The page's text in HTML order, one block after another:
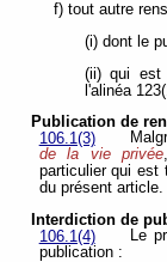
f) tout autre
(i) dont le
(ii) qui est
l'alinéa
Publication de
106.1(3)
de la vie privée
particulier qui est
du présent article.
Interdiction de
106.1(4)
Le
publication :